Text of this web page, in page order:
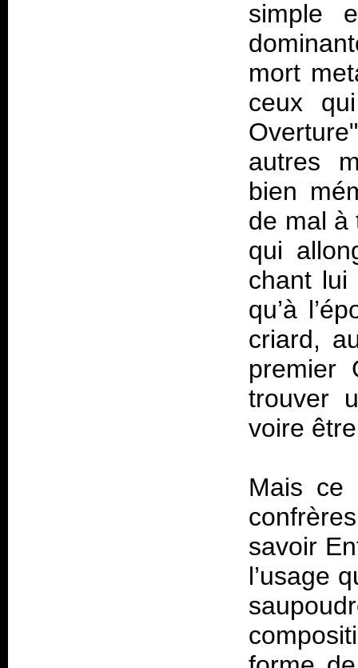
simple
mort
ceux
autres
bien
de mal à
qui
chant lui
qu’à
criard,
premier
trouver
voire
Mais ce
savoir
l’usage